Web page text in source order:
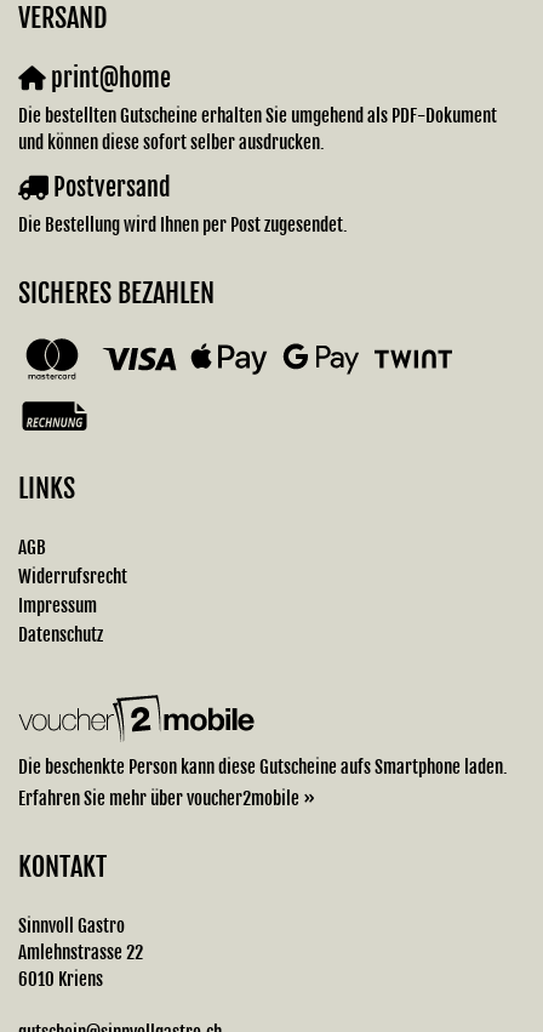
VERSAND
print@home
Die bestellten Gutscheine erhalten Sie umgehend als PDF-Dokument
und können diese sofort selber ausdrucken.
Postversand
Die Bestellung wird Ihnen per Post zugesendet.
SICHERES BEZAHLEN
LINKS
AGB
Widerrufsrecht
Impressum
Datenschutz
Die beschenkte Person kann diese Gutscheine aufs Smartphone laden.
Erfahren Sie mehr über voucher2mobile »
KONTAKT
Sinnvoll Gastro
Amlehnstrasse 22
6010 Kriens